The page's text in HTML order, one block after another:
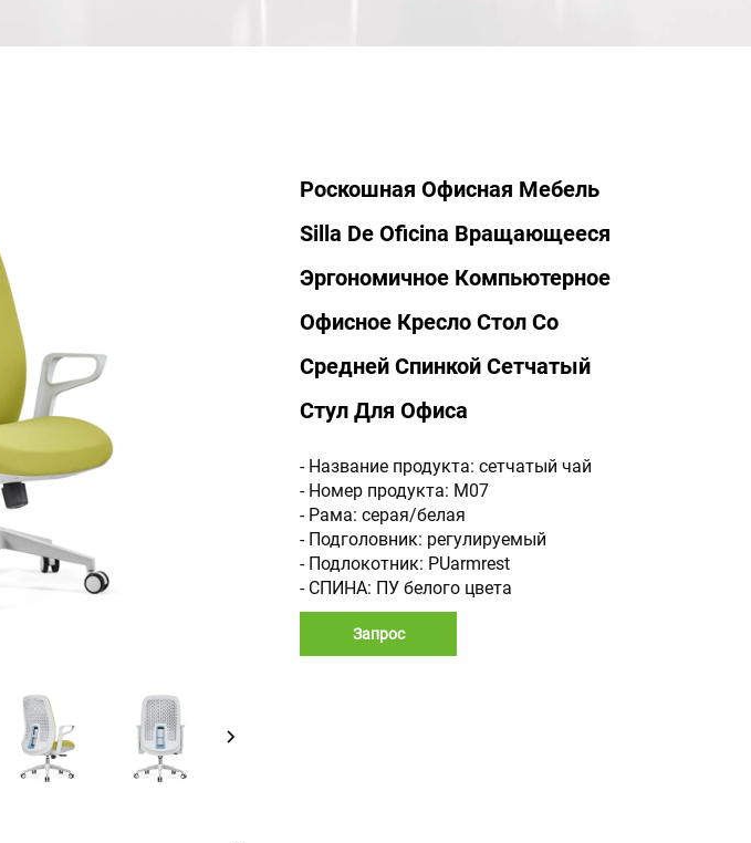
Роскошная Офисная Мебель
Silla De Oficina Вращающееся
Эргономичное Компьютерное
Офисное Кресло Стол Со
Средней Спинкой Сетчатый
Стул Для Офиса
- Название продукта: сетчатый чай
- Номер продукта: M07
- Рама: серая/белая
- Подголовник: регулируемый
- Подлокотник: PUarmrest
- СПИНА: ПУ белого цвета
Запрос